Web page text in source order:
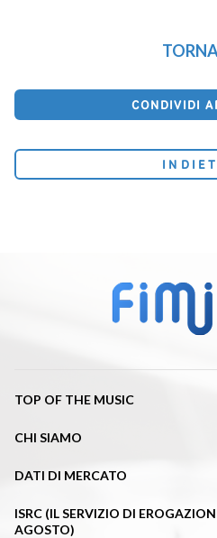
CONDIVIDI
TOP OF THE MUSIC
CHI SIAMO
DATI DI MERCATO
ISRC (IL SERVIZIO DI
AGOSTO)